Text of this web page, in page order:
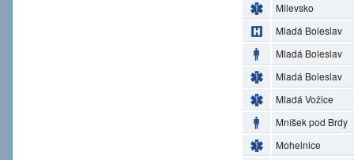
Milevsko
Mladá Boleslav
Mladá Boleslav
Mladá Boleslav
Mladá Vožice
Mníšek pod Brdy
Mohelnice